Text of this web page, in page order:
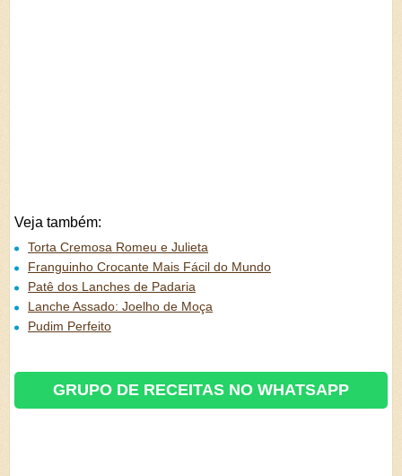
Veja também:
Torta Cremosa Romeu e Julieta
Franguinho Crocante Mais Fácil do Mundo
Patê dos Lanches de Padaria
Lanche Assado: Joelho de Moça
Pudim Perfeito
GRUPO DE RECEITAS NO WHATSAPP